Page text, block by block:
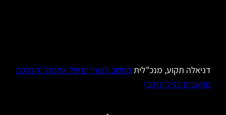
דניאלה תקוע, מנכ"ליתמחשב לצעירים של אתמול (הדרכת
מחשבים לגיל הזהב)